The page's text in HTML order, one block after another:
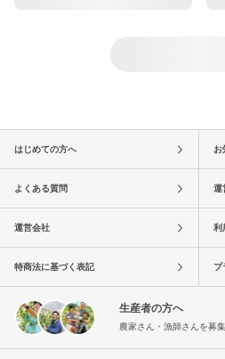
はじめての方へ お
よくある質問 運
運営会社 利
特商法に基づく表記 プ
生産者の方へ
農家さん・漁師さんを募